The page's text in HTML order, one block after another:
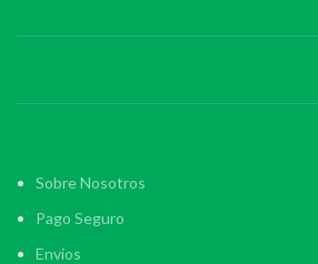
Sobre Nosotros
Pago Seguro
Envios